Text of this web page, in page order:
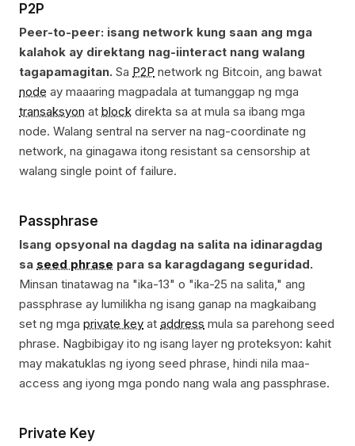
P2P
Peer-to-peer: isang network kung saan ang mga
kalahok ay direktang nag-iinteract nang walang
tagapamagitan. Sa P2P network ng Bitcoin, ang bawat
node ay maaaring magpadala at tumanggap ng mga
transaksyon at block direkta sa at mula sa ibang mga
node. Walang sentral na server na nag-coordinate ng
network, na ginagawa itong resistant sa censorship at
walang single point of failure.
Passphrase
Isang opsyonal na dagdag na salita na idinaragdag
sa seed phrase para sa karagdagang seguridad.
Minsan tinatawag na "ika-13" o "ika-25 na salita," ang
passphrase ay lumilikha ng isang ganap na magkaibang
set ng mga private key at address mula sa parehong seed
phrase. Nagbibigay ito ng isang layer ng proteksyon: kahit
may makatuklas ng iyong seed phrase, hindi nila maa-
access ang iyong mga pondo nang wala ang passphrase.
Private Key